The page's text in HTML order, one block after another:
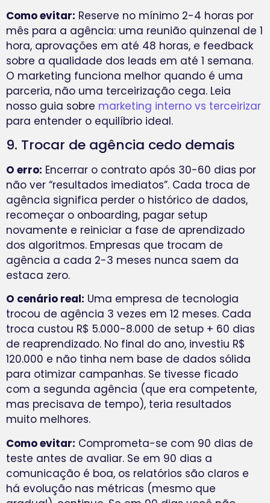
Como evitar: Reserve no mínimo 2-4 horas por
mês para a agência: uma reunião quinzenal de 1
hora, aprovações em até 48 horas, e feedback
sobre a qualidade dos leads em até 1 semana.
O marketing funciona melhor quando é uma
parceria, não uma terceirização cega. Leia
nosso guia sobre marketing interno vs terceirizar
para entender o equilíbrio ideal.
9. Trocar de agência cedo demais
O erro: Encerrar o contrato após 30-60 dias por
não ver “resultados imediatos”. Cada troca de
agência significa perder o histórico de dados,
recomeçar o onboarding, pagar setup
novamente e reiniciar a fase de aprendizado
dos algoritmos. Empresas que trocam de
agência a cada 2-3 meses nunca saem da
estaca zero.
O cenário real: Uma empresa de tecnologia
trocou de agência 3 vezes em 12 meses. Cada
troca custou R$ 5.000-8.000 de setup + 60 dias
de reaprendizado. No final do ano, investiu R$
120.000 e não tinha nem base de dados sólida
para otimizar campanhas. Se tivesse ficado
com a segunda agência (que era competente,
mas precisava de tempo), teria resultados
muito melhores.
Como evitar: Comprometa-se com 90 dias de
teste antes de avaliar. Se em 90 dias a
comunicação é boa, os relatórios são claros e
há evolução nas métricas (mesmo que